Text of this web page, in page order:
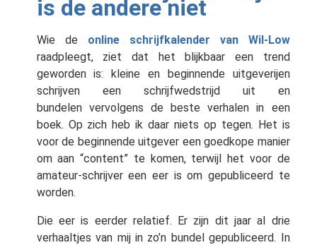
is de andere niet
Wie de online schrijfkalender van Wil-Low
raadpleegt, ziet dat het blijkbaar een trend
geworden is: kleine en beginnende uitgeverijen
schrijven een schrijfwedstrijd uit en
bundelen vervolgens de beste verhalen in een
boek. Op zich heb ik daar niets op tegen. Het is
voor de beginnende uitgever een goedkope manier
om aan “content” te komen, terwijl het voor de
amateur-schrijver een eer is om gepubliceerd te
worden.
Die eer is eerder relatief. Er zijn dit jaar al drie
verhaaltjes van mij in zo’n bundel gepubliceerd. In